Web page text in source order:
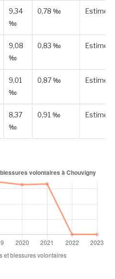
9,34
‰
0,78 ‰ Estimée
9,08
‰
0,83 ‰ Estimée
9,01
‰
0,87 ‰ Estimée
8,37
‰
0,91 ‰ Estimée